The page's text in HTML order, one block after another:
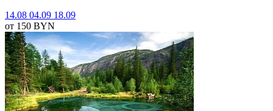
14.08 04.09 18.09
от 150 BYN